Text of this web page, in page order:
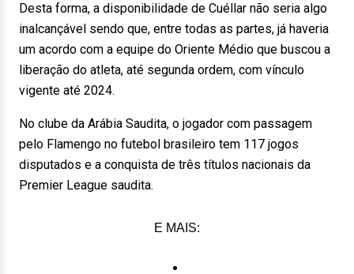
Desta forma, a disponibilidade de Cuéllar não seria algo
inalcançável sendo que, entre todas as partes, já haveria
um acordo com a equipe do Oriente Médio que buscou a
liberação do atleta, até segunda ordem, com vínculo
vigente até 2024.
No clube da Arábia Saudita, o jogador com passagem
pelo Flamengo no futebol brasileiro tem 117 jogos
disputados e a conquista de três títulos nacionais da
Premier League saudita.
E MAIS: